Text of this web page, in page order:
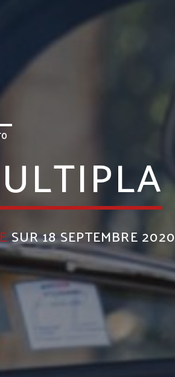
SUR 18 SEPTEMBRE 2020